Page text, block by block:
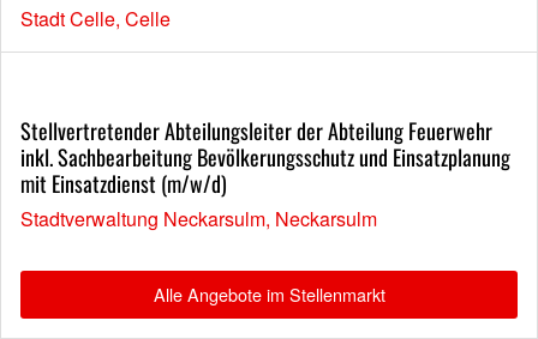
Stadt Celle, Celle
Stellvertretender Abteilungsleiter der Abteilung Feuerwehr
inkl. Sachbearbeitung Bevölkerungsschutz und Einsatzplanung
mit Einsatzdienst (m/w/d)
Stadtverwaltung Neckarsulm, Neckarsulm
Alle Angebote im Stellenmarkt